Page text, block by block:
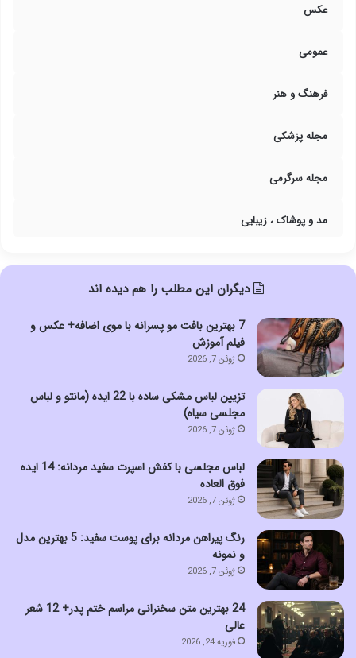
عکس
عمومی
فرهنگ و هنر
مجله پزشکی
مجله سرگرمی
مد و پوشاک ، زیبایی
دیگران این مطلب را هم دیده اند
7 بهترین بافت مو پسرانه با موی اضافه+ عکس و
فیلم آموزش
ژوئن 7, 2026
تزیین لباس مشکی ساده با 22 ایده (مانتو و لباس
مجلسی سیاه)
ژوئن 7, 2026
لباس مجلسی با کفش اسپرت سفید مردانه: 14 ایده
فوق العاده
ژوئن 7, 2026
رنگ پیراهن مردانه برای پوست سفید: 5 بهترین مدل
و نمونه
ژوئن 7, 2026
24 بهترین متن سخنرانی مراسم ختم پدر+ 12 شعر
عالی
فوریه 24, 2026